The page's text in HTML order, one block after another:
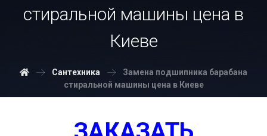
стиральной машины цена в
Киеве
Сантехника
Замена подшипника барабана
стиральной машины цена в Киеве